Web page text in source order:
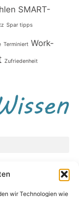
wir Technologien wie
SMART-
Spar tipps
Terminiert Work-
Zufriedenheit